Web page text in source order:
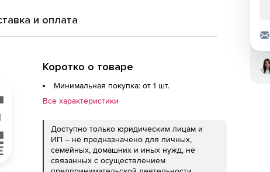
и оплата
Коротко о товаре
Минимальная покупка: от 1 шт.
Все характеристики
Доступно только юридическим лицам и
ИП – не предназначено для личных,
семейных, домашних и иных нужд, не
связанных с осуществлением